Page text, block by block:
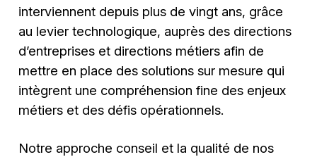
interviennent depuis plus de vingt ans, grâce
au levier technologique, auprès des directions
d’entreprises et directions métiers afin de
mettre en place des solutions sur mesure qui
intègrent une compréhension fine des enjeux
métiers et des défis opérationnels.
Notre approche conseil et la qualité de nos